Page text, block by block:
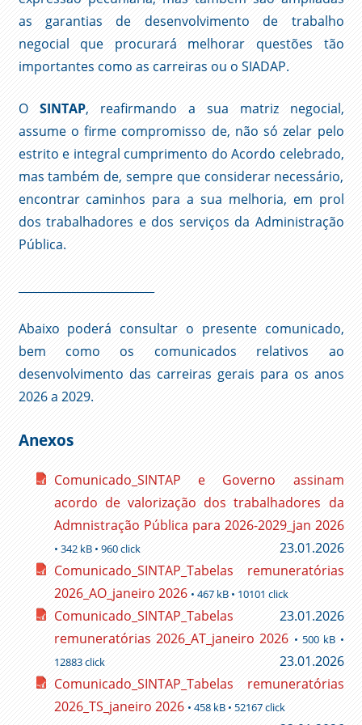
as garantias de desenvolvimento de trabalho
negocial que procurará melhorar questões tão
importantes como as carreiras ou o SIADAP.
O SINTAP, reafirmando a sua matriz negocial,
assume o firme compromisso de, não só zelar pelo
estrito e integral cumprimento do Acordo celebrado,
mas também de, sempre que considerar necessário,
encontrar caminhos para a sua melhoria, em prol
dos trabalhadores e dos serviços da Administração
Pública.
Abaixo poderá consultar o presente comunicado,
bem como os comunicados relativos ao
desenvolvimento das carreiras gerais para os anos
2026 a 2029.
Anexos
Comunicado_SINTAP e Governo assinam
acordo de valorização dos trabalhadores da
Admnistração Pública para 2026-2029_jan 2026
• 342 kB • 960 click
23.01.2026
Comunicado_SINTAP_Tabelas remuneratórias
2026_AO_janeiro 2026 • 467 kB • 10101 click
23.01.2026
Comunicado_SINTAP_Tabelas
remuneratórias 2026_AT_janeiro 2026 • 500 kB •
12883 click
23.01.2026
Comunicado_SINTAP_Tabelas remuneratórias
2026_TS_janeiro 2026 • 458 kB • 52167 click